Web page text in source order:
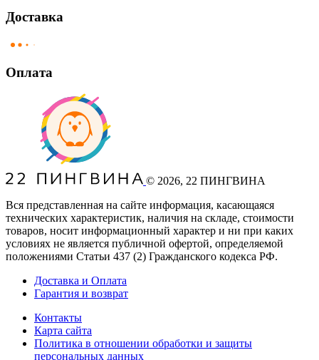
Доставка
Оплата
© 2026, 22 ПИНГВИНА
Вся представленная на сайте информация, касающаяся
технических характеристик, наличия на складе, стоимости
товаров, носит информационный характер и ни при каких
условиях не является публичной офертой, определяемой
положениями Статьи 437 (2) Гражданского кодекса РФ.
Доставка и Оплата
Гарантия и возврат
Контакты
Карта сайта
Политика в отношении обработки и защиты
персональных данных